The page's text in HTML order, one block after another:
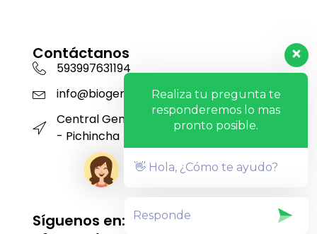
Contáctanos
593997631194
info@biogensa.com.ec
Central Genética San Carlos - Machachi
- Pichincha
Síguenos en:
Realiza tu pregunta te
responderemos lo mas
pronto posible.
👋 Hola, ¿Cómo te ayudo?